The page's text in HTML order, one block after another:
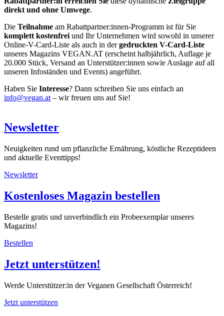
direkt und ohne Umwege.
Die Teilnahme am Rabattpartner:innen-Programm ist für Sie
komplett kostenfrei und Ihr Unternehmen wird sowohl in unserer
Online-V-Card-Liste als auch in dergedruckten V-Card-Liste
unseres Magazins VEGAN.AT (erscheint halbjährlich, Auflage je
20.000 Stück, Versand an Unterstützer:innen sowie Auslage auf all
unseren Infoständen und Events) angeführt.
Haben Sie Interesse? Dann schreiben Sie uns einfach an
info@vegan.at – wir freuen uns auf Sie!
Newsletter
Neuigkeiten rund um pflanzliche Ernährung, köstliche Rezeptideen
und aktuelle Eventtipps!
Newsletter
Kostenloses Magazin bestellen
Bestelle gratis und unverbindlich ein Probeexemplar unseres
Magazins!
Bestellen
Jetzt unterstützen!
Werde Unterstützer:in der Veganen Gesellschaft Österreich!
Jetzt unterstützen